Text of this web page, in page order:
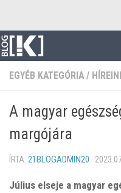
EGYÉB KATEGÓRIA /
A magyar
margójára
ÍRTA: 21BLOGADMIN20 ·
Július elseje a magyar